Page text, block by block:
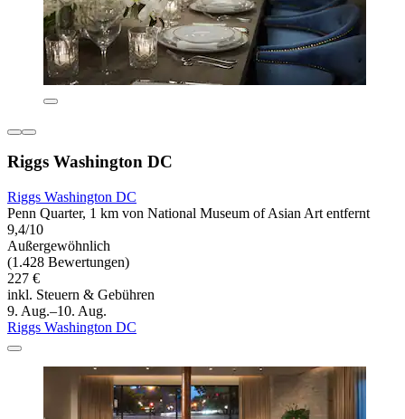
Riggs Washington DC
Riggs Washington DC
Penn Quarter, 1 km von National Museum of Asian Art entfernt
9,4/10
Außergewöhnlich
(1.428 Bewertungen)
227 €
inkl. Steuern & Gebühren
9. Aug.–10. Aug.
Riggs Washington DC